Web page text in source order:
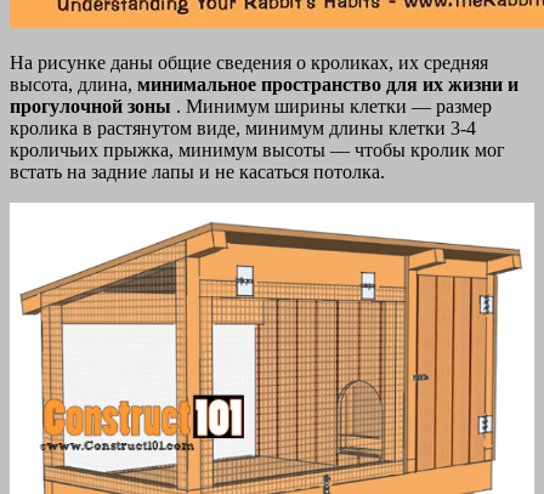
На рисунке даны общие сведения о кроликах, их средняя
высота, длина, минимальное пространство для их жизни и
прогулочной зоны . Минимум ширины клетки — размер
кролика в растянутом виде, минимум длины клетки 3-4
кроличьих прыжка, минимум высоты — чтобы кролик мог
встать на задние лапы и не касаться потолка.